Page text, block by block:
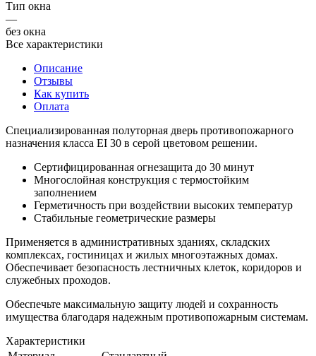
Тип окна
—
без окна
Все характеристики
Описание
Отзывы
Как купить
Оплата
Специализированная полуторная дверь противопожарного
назначения класса EI 30 в серой цветовом решении.
Сертифицированная огнезащита до 30 минут
Многослойная конструкция с термостойким
заполнением
Герметичность при воздействии высоких температур
Стабильные геометрические размеры
Применяется в административных зданиях, складских
комплексах, гостиницах и жилых многоэтажных домах.
Обеспечивает безопасность лестничных клеток, коридоров и
служебных проходов.
Обеспечьте максимальную защиту людей и сохранность
имущества благодаря надежным противопожарным системам.
Характеристики